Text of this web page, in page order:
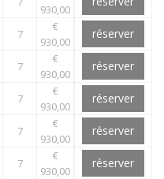
930,00
7
€
930,00
réserver
7
€
930,00
réserver
7
€
930,00
réserver
7
€
930,00
réserver
7
€
930,00
réserver